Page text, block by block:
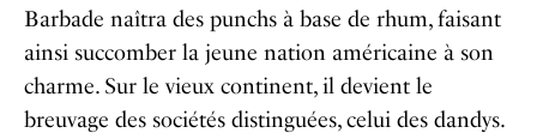
Barbade naîtra des punchs à base de rhum, faisant
ainsi succomber la jeune nation américaine à son
charme. Sur le vieux continent, il devient le
breuvage des sociétés distinguées, celui des dandys.